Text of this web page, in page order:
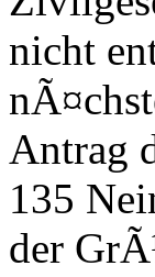
nicht
Antrag
135
der